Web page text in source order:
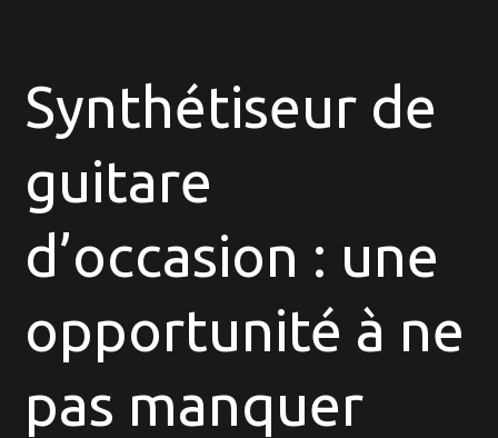
musicale
Trouvez
votre
synthétiseur
guitare
idéal
Synthétiseur de
guitare
d’occasion : une
opportunité à ne
pas manquer